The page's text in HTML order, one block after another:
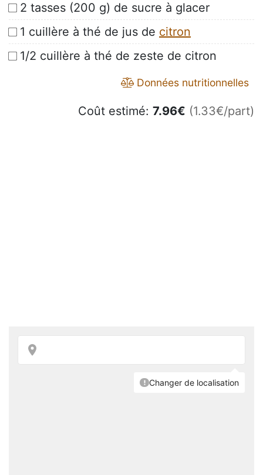
2 tasses (200 g) de sucre à glacer
1 cuillère à thé de jus de citron
1/2 cuillère à thé de zeste de citron
Données nutritionnelles
Coût estimé: 7.96€ (1.33€/part)